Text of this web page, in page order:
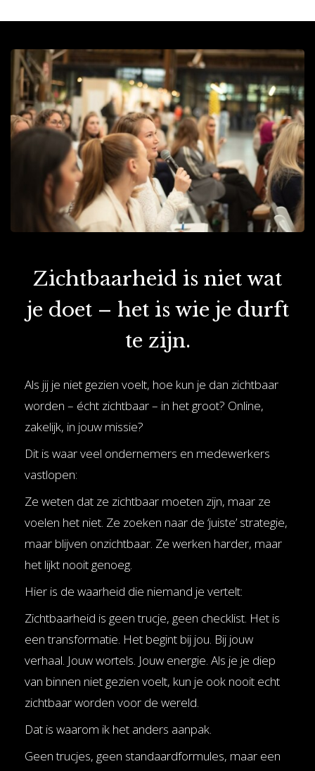
Zichtbaarheid is niet wat
je doet – het is wie je durft
te zijn.
Als jij je niet gezien voelt, hoe kun je dan zichtbaar
worden – écht zichtbaar – in het groot? Online,
zakelijk, in jouw missie?
Dit is waar veel ondernemers en medewerkers
vastlopen:
Ze weten dat ze zichtbaar moeten zijn, maar ze
voelen het niet. Ze zoeken naar de ‘juiste’ strategie,
maar blijven onzichtbaar. Ze werken harder, maar
het lijkt nooit genoeg.
Hier is de waarheid die niemand je vertelt:
Zichtbaarheid is geen trucje, geen checklist. Het is
een transformatie. Het begint bij jou. Bij jouw
verhaal. Jouw wortels. Jouw energie. Als je je diep
van binnen niet gezien voelt, kun je ook nooit echt
zichtbaar worden voor de wereld.
Dat is waarom ik het anders aanpak.
Geen trucjes, geen standaardformules, maar een